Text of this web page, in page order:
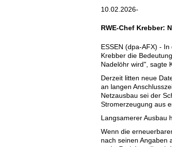
10.02.2026-
RWE-Chef Krebber:
ESSEN (dpa-AFX) -
Krebber die
Nadelöhr wird", sagte
Derzeit litten neue
an langen
Netzausbau sei der
Stromerzeugung aus
Langsamerer Ausbau
Wenn die
nach seinen Angaben